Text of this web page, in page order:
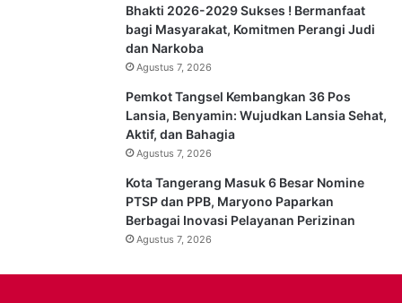
Bhakti 2026-2029 Sukses ! Bermanfaat
bagi Masyarakat, Komitmen Perangi Judi
dan Narkoba
Agustus 7, 2026
Pemkot Tangsel Kembangkan 36 Pos
Lansia, Benyamin: Wujudkan Lansia Sehat,
Aktif, dan Bahagia
Agustus 7, 2026
Kota Tangerang Masuk 6 Besar Nomine
PTSP dan PPB, Maryono Paparkan
Berbagai Inovasi Pelayanan Perizinan
Agustus 7, 2026